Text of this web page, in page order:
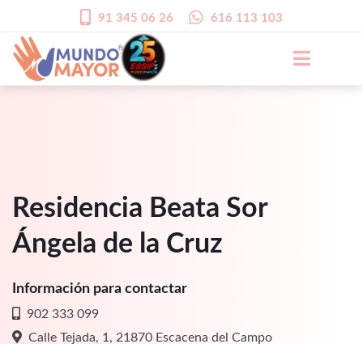
91 345 06 26 616 113 103
Residencia Beata Sor
Ángela de la Cruz
Información para contactar
902 333 099
Calle Tejada, 1, 21870 Escacena del Campo